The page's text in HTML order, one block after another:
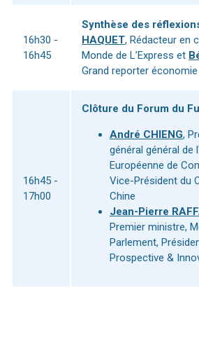
16h30 -
16h45
Synthèse des
HAQUET, Rédacteur en
Monde de L’Express et
Grand reporter économie
16h45 -
17h00
Clôture du Forum du
André CHIENG,
général général de
Européenne de
Vice-Président du
Chine
Jean-Pierre
Premier ministre,
Parlement,
Prospective &